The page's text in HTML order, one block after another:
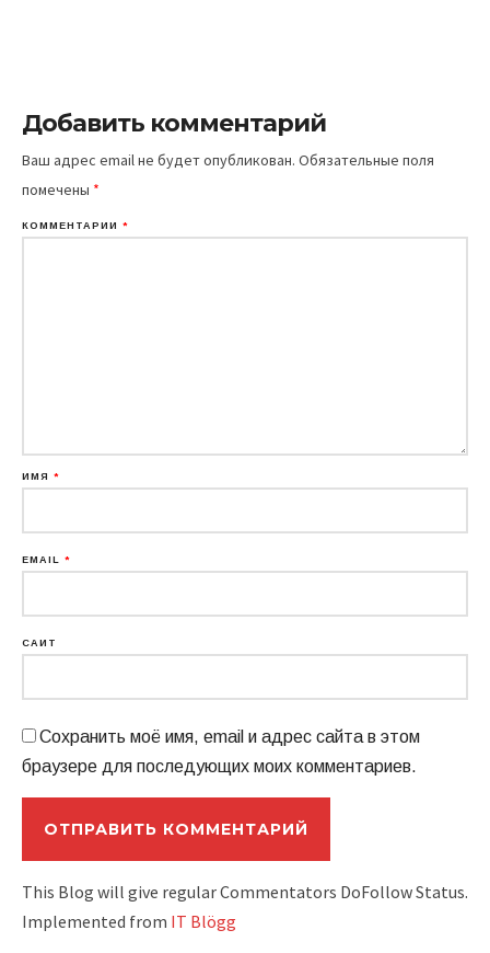
Добавить комментарий
Ваш адрес email не будет опубликован. Обязательные поля
помечены *
КОММЕНТАРИЙ *
ИМЯ *
EMAIL *
САЙТ
Сохранить моё имя, email и адрес сайта в этом
браузере для последующих моих комментариев.
This Blog will give regular Commentators DoFollow Status.
Implemented from IT Blögg